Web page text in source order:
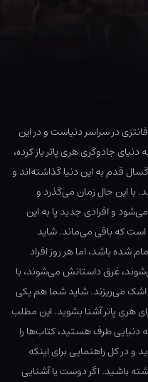
در سراسر دنیاست و در این
جادوگری هری پاتر باز کرده،
قدم به این دنیا گذاشته‌اند و
با این حال زمان می‌گذرد و
و افرادی جدید پا به این
است که باقی می‌ماند. شاید
باشد، اما هر روز افراد
غرق داستانش می‌شوند، با
می‌ریزند. شاید شما هم یکی
هری پاتر آشنا بشوید. این مطلب
طرف هستید، کتاب‌ها را
و در کل راهنمایی برای اینکه
باشید. اگر دوست یا آشنایی